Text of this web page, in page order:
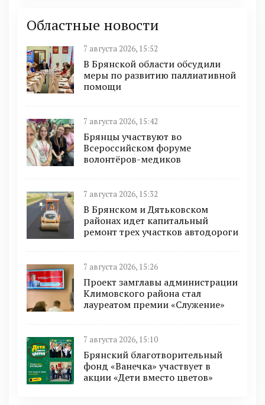
Областные новости
7 августа 2026, 15:52
В Брянской области обсудили
меры по развитию паллиативной
помощи
7 августа 2026, 15:42
Брянцы участвуют во
Всероссийском форуме
волонтёров-медиков
7 августа 2026, 15:32
В Брянском и Дятьковском
районах идет капитальный
ремонт трех участков автодороги
7 августа 2026, 15:26
Проект замглавы администрации
Климовского района стал
лауреатом премии «Служение»
7 августа 2026, 15:10
Брянский благотворительный
фонд «Ванечка» участвует в
акции «Дети вместо цветов»